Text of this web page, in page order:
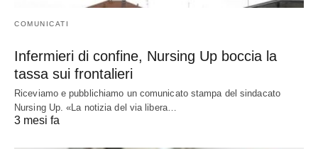
COMUNICATI
Infermieri di confine, Nursing Up boccia la
tassa sui frontalieri
Riceviamo e pubblichiamo un comunicato stampa del sindacato
Nursing Up. «La notizia del via libera…
3 mesi fa